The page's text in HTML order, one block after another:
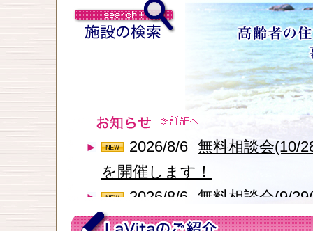
2026/8/6 無料相談会(10/
を開催します！
2026/8/6 無料相談会(9/
ザ)を開催します！